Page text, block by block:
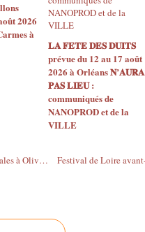
2026
à
𝐋𝐀 𝐅𝐄𝐓𝐄 𝐃𝐄𝐒 𝐃𝐔𝐈𝐓𝐒
prévue du 12 au 17 août
2026 à Orléans 𝐍’𝐀𝐔𝐑𝐀
𝐏𝐀𝐒 𝐋𝐈𝐄𝐔 :
communiqués de
NANOPROD et de la
VILLE
Programme Côté jardin, rencontres théâtrales à Olivet (Loiret)